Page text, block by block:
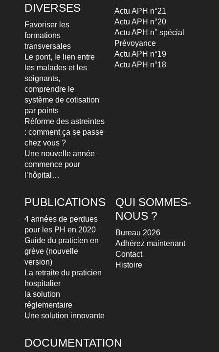
DIVERSES
Favoriser les
formations
transversales
Le pont, le lien entre
les malades et les
soignants,
comprendre le
système de cotisation
par points
Réforme des astreintes
: comment ça se passe
chez vous ?
Une nouvelle année
commence pour
l’hôpital…
Actu APH n°21
Actu APH n°20
Actu APH n° spécial
Prévoyance
Actu APH n°19
Actu APH n°18
PUBLICATIONS
4 années de perdues
pour les PH en 2020
Guide du praticien en
grève (nouvelle
version)
La retraite du praticien
hospitalier
la solution
réglementaire
Une solution innovante
QUI SOMMES-
NOUS ?
Bureau 2026
Adhérez maintenant
Contact
Histoire
DOCUMENTATION